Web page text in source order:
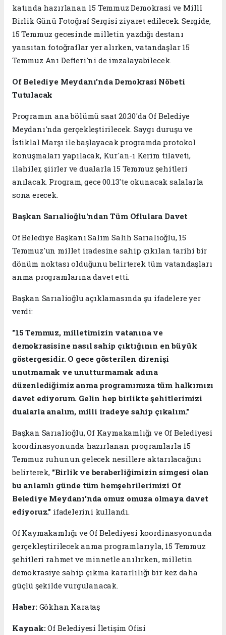
katında hazırlanan 15 Temmuz Demokrasi ve Millî
Birlik Günü Fotoğraf Sergisi ziyaret edilecek. Sergide,
15 Temmuz gecesinde milletin yazdığı destanı
yansıtan fotoğraflar yer alırken, vatandaşlar 15
Temmuz Anı Defteri'ni de imzalayabilecek.
Of Belediye Meydanı'nda Demokrasi Nöbeti
Tutulacak
Programın ana bölümü saat 20.30'da Of Belediye
Meydanı'nda gerçekleştirilecek. Saygı duruşu ve
İstiklal Marşı ile başlayacak programda protokol
konuşmaları yapılacak, Kur'an-ı Kerim tilaveti,
ilahiler, şiirler ve dualarla 15 Temmuz şehitleri
anılacak. Program, gece 00.13'te okunacak salalarla
sona erecek.
Başkan Sarıalioğlu'ndan Tüm Oflulara Davet
Of Belediye Başkanı Salim Salih Sarıalioğlu, 15
Temmuz'un millet iradesine sahip çıkılan tarihi bir
dönüm noktası olduğunu belirterek tüm vatandaşları
anma programlarına davet etti.
Başkan Sarıalioğlu açıklamasında şu ifadelere yer
verdi:
"15 Temmuz, milletimizin vatanına ve
demokrasisine nasıl sahip çıktığının en büyük
göstergesidir. O gece gösterilen direnişi
unutmamak ve unutturmamak adına
düzenlediğimiz anma programımıza tüm halkımızı
davet ediyorum. Gelin hep birlikte şehitlerimizi
dualarla analım, milli iradeye sahip çıkalım."
Başkan Sarıalioğlu, Of Kaymakamlığı ve Of Belediyesi
koordinasyonunda hazırlanan programlarla 15
Temmuz ruhunun gelecek nesillere aktarılacağını
belirterek, "Birlik ve beraberliğimizin simgesi olan
bu anlamlı günde tüm hemşehrilerimizi Of
Belediye Meydanı'nda omuz omuza olmaya davet
ediyoruz." ifadelerini kullandı.
Of Kaymakamlığı ve Of Belediyesi koordinasyonunda
gerçekleştirilecek anma programlarıyla, 15 Temmuz
şehitleri rahmet ve minnetle anılırken, milletin
demokrasiye sahip çıkma kararlılığı bir kez daha
güçlü şekilde vurgulanacak.
Haber: Gökhan Karataş
Kaynak:Of Belediyesi İletişim Ofisi